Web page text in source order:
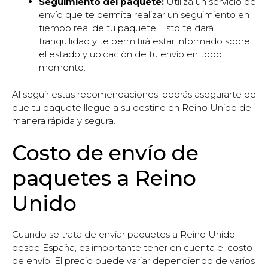
envío que te permita realizar un seguimiento en
tiempo real de tu paquete. Esto te dará
tranquilidad y te permitirá estar informado sobre
el estado y ubicación de tu envío en todo
momento.
Al seguir estas recomendaciones, podrás asegurarte de
que tu paquete llegue a su destino en Reino Unido de
manera rápida y segura.
Costo de envío de
paquetes a Reino
Unido
Cuando se trata de enviar paquetes a Reino Unido
desde España, es importante tener en cuenta el costo
de envío. El precio puede variar dependiendo de varios